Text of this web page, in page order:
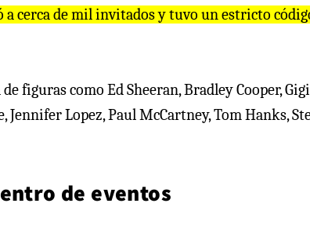
cerca de mil invitados y tuvo un estricto
figuras como Ed Sheeran, Bradley Cooper,
Lopez, Paul McCartney, Tom Hanks,
de eventos